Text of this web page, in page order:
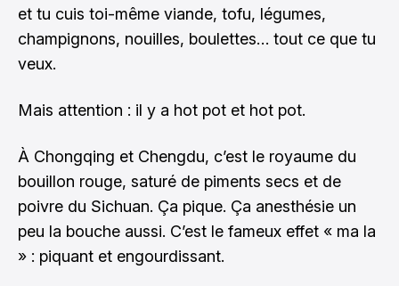
et tu cuis toi-même viande, tofu, légumes,
champignons, nouilles, boulettes… tout ce que tu
veux.
Mais attention : il y a hot pot et hot pot.
À Chongqing et Chengdu, c’est le royaume du
bouillon rouge, saturé de piments secs et de
poivre du Sichuan. Ça pique. Ça anesthésie un
peu la bouche aussi. C’est le fameux effet « ma la
» : piquant et engourdissant.